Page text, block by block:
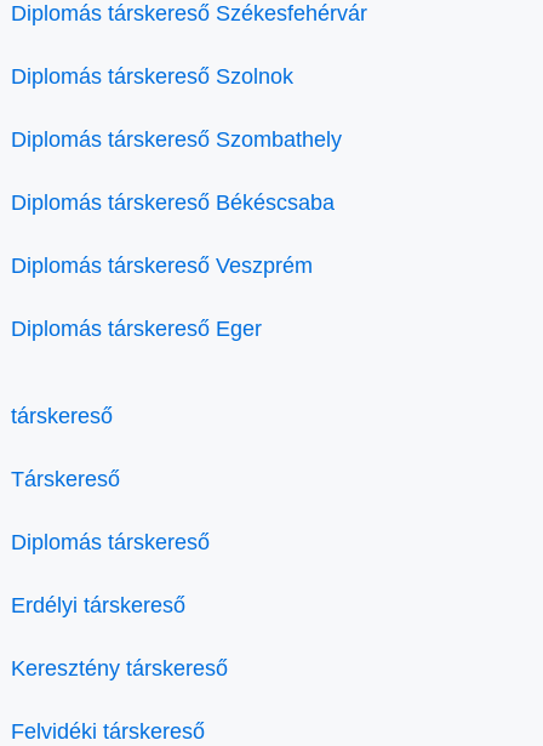
Diplomás társkereső Székesfehérvár
Diplomás társkereső Szolnok
Diplomás társkereső Szombathely
Diplomás társkereső Békéscsaba
Diplomás társkereső Veszprém
Diplomás társkereső Eger
társkereső
Társkereső
Diplomás társkereső
Erdélyi társkereső
Keresztény társkereső
Felvidéki társkereső